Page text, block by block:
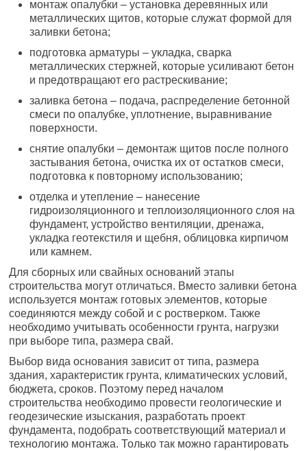
монтаж опалубки – установка деревянных или
металлических щитов, которые служат формой для
заливки бетона;
подготовка арматуры – укладка, сварка
металлических стержней, которые усиливают бетон
и предотвращают его растрескивание;
заливка бетона – подача, распределение бетонной
смеси по опалубке, уплотнение, выравнивание
поверхности.
снятие опалубки – демонтаж щитов после полного
застывания бетона, очистка их от остатков смеси,
подготовка к повторному использованию;
отделка и утепление – нанесение
гидроизоляционного и теплоизоляционного слоя на
фундамент, устройство вентиляции, дренажа,
укладка геотекстиля и щебня, облицовка кирпичом
или камнем.
Для сборных или свайных оснований этапы
строительства могут отличаться. Вместо заливки бетона
используется монтаж готовых элементов, которые
соединяются между собой и с ростверком. Также
необходимо учитывать особенности грунта, нагрузки
при выборе типа, размера свай.
Выбор вида основания зависит от типа, размера
здания, характеристик грунта, климатических условий,
бюджета, сроков. Поэтому перед началом
строительства необходимо провести геологические и
геодезические изыскания, разработать проект
фундамента, подобрать соответствующий материал и
технологию монтажа. Только так можно гарантировать